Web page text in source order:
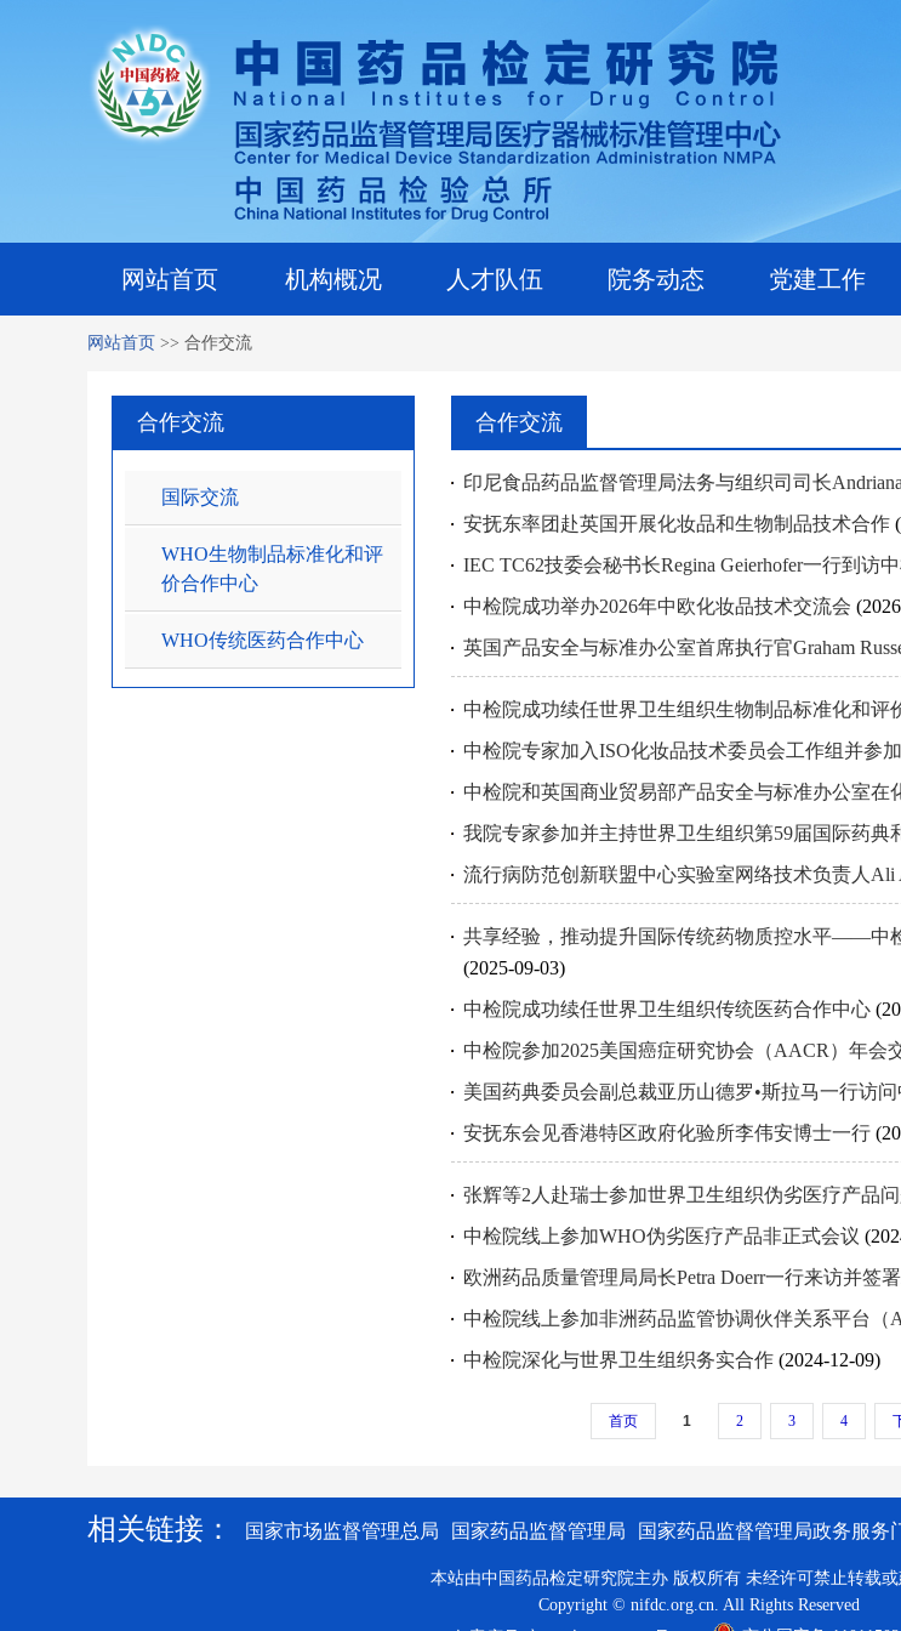
网站首页 机构概况 人才队伍 院务动态 党建工作
网站首页 >> 合作交流
合作交流
国际交流
WHO生物制品标准化和评
价合作中心
WHO传统医药合作中心
合作交流
印尼食品药品监督管理局法务与组织司司长
安抚东率团赴英国开展化妆品和生物制品技术合作
IEC TC62技委会秘书长Regina Geierhofer一行到访
中检院成功举办2026年中欧化妆品技术交流会
英国产品安全与标准办公室首席执行官Graham
中检院成功续任世界卫生组织生物制品标准化和评
中检院专家加入ISO化妆品技术委员会工作组并参
中检院和英国商业贸易部产品安全与标准办公室在
我院专家参加并主持世界卫生组织第59届国际药典
流行病防范创新联盟中心实验室网络技术负责人Ali
共享经验，推动提升国际传统药物质控水平——中
(2025-09-03)
中检院成功续任世界卫生组织传统医药合作中心
中检院参加2025美国癌症研究协会（AACR）年会
美国药典委员会副总裁亚历山德罗•斯拉马一行访
安抚东会见香港特区政府化验所李伟安博士一行
张辉等2人赴瑞士参加世界卫生组织伪劣医疗产品
中检院线上参加WHO伪劣医疗产品非正式会议
欧洲药品质量管理局局长Petra Doerr一行来访并签
中检院线上参加非洲药品监管协调伙伴关系平台（
中检院深化与世界卫生组织务实合作 (2024-12-09)
首页 1 2 3 4
相关链接： 国家市场监督管理总局 国家药品监督管理局 国家药品监督管理局政务服务
本站由中国药品检定研究院主办 版权所有 未经许可禁止转载
Copyright © nifdc.org.cn. All Rights Reserved